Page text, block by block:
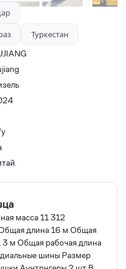
фургоны
масса 11 312
длина 16 м Общая
м Общая рабочая длина
шины Размер
Туркестан